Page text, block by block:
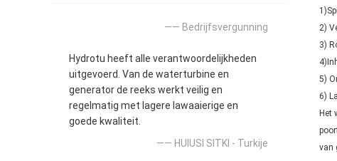
—— Bedrijfsvergunning
Hydrotu heeft alle verantwoordelijkheden
uitgevoerd. Van de waterturbine en
generator de reeks werkt veilig en
regelmatig met lagere lawaaierige en
goede kwaliteit.
—— HUlUSI SITKI - Turkije
2)
3)
5)
6)
Het
van